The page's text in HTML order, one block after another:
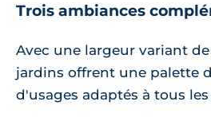
Trois ambiances
Avec une largeur variant
jardins offrent une palette
d'usages adaptés à tous